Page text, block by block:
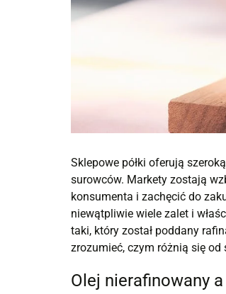
Sklepowe półki oferują
surowców. Markety zostają
konsumenta i zachęcić do
niewątpliwie wiele zalet i
taki, który został poddany
zrozumieć, czym różnią się od
Olej nierafinowany